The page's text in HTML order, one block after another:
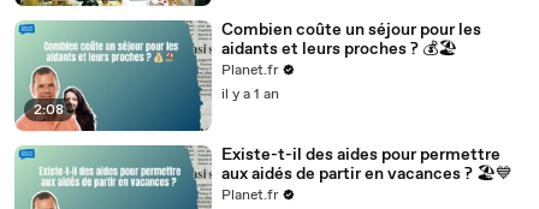
2:08
Combien coûte un séjour pour les
aidants et leurs proches ? 💰🏖️
Planet.fr
il y a 1 an
Existe-t-il des aides pour permettre
aux aidés de partir en vacances ? 🏖️💙
Planet.fr